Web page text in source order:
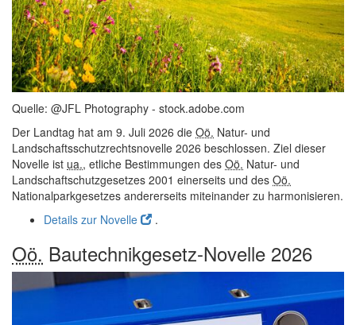
Quelle: @JFL Photography - stock.adobe.com
Der Landtag hat am 9. Juli 2026 die Oö. Natur- und
Landschaftsschutzrechtsnovelle 2026 beschlossen. Ziel dieser
Novelle ist ua., etliche Bestimmungen des Oö. Natur- und
Landschaftschutzgesetzes 2001 einerseits und des Oö.
Nationalparkgesetzes andererseits miteinander zu harmonisieren.
Details zur Novelle
.
Oö. Bautechnikgesetz-Novelle 2026